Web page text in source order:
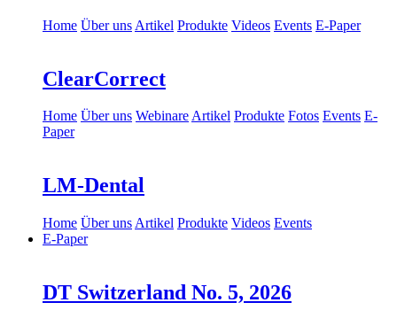
Home Über uns Artikel Produkte Videos Events E-Paper
ClearCorrect
Home Über uns WebinareArtikel Produkte Fotos Events E-
Paper
LM-Dental
Home Über uns Artikel Produkte Videos Events
E-Paper
DT Switzerland No. 5, 2026